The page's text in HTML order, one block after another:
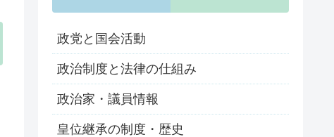
政党と国会活動
政治制度と法律の仕組み
政治家・議員情報
皇位継承の制度・歴史